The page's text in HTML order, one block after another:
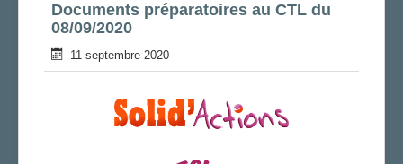
Documents préparatoires au CTL du
08/09/2020
11 septembre 2020